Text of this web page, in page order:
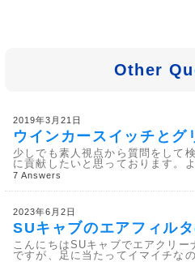
Other
2019年3月21日
ウインカースイッチとグ
少しでも素人視点から質問をして
に貢献したいと思っております。
7 Answers
2023年6月2日
SUキャブのエアフィル
こんにちはSUキャブでエアクリ
ですが、足に当たってイマイチな